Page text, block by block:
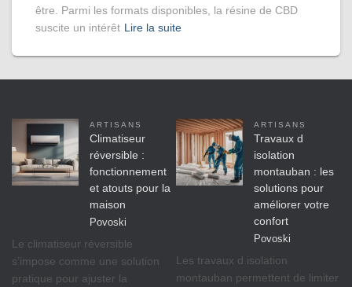
être. Parmi les formats disponibles, la résine de CBD
suscite un intérêt Lire la suite
ARTISANS
Climatiseur
réversible :
fonctionnement
et atouts pour la
maison
Povoski
Le climatiseur réversible
s’impose comme une solution
pratique pour ajuster la
ARTISANS
Travaux d
isolation
montauban : les
solutions pour
améliorer votre
confort
Povoski
Les travaux d isolation
montauban permettent de limiter